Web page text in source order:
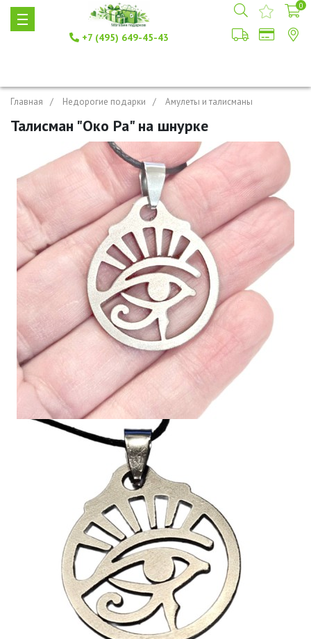
+7 (495) 649-45-43
0
Главная Недорогие подарки Амулеты и талисманы
Талисман "Око Ра" на шнурке